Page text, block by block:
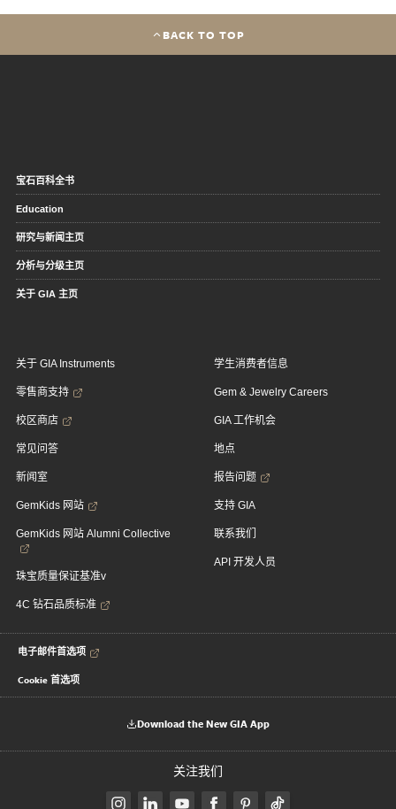
BACK TO TOP
宝石百科全书
Education
研究与新闻主页
分析与分级主页
关于 GIA 主页
关于 GIA Instruments
零售商支持
校区商店
常见问答
新闻室
GemKids 网站
GemKids 网站 Alumni Collective
珠宝质量保证基准v
4C 钻石品质标准
学生消费者信息
Gem & Jewelry Careers
GIA 工作机会
地点
报告问题
支持 GIA
联系我们
API 开发人员
电子邮件首选项
Cookie 首选项
Download the New GIA App
关注我们